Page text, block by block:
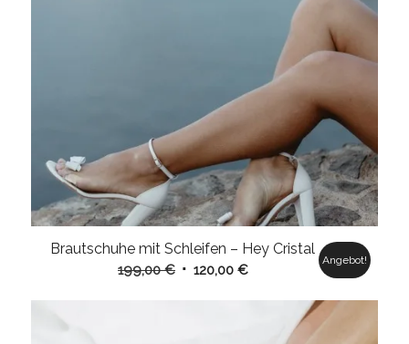
Brautschuhe mit Schleifen – Hey Cristal
199,00€ Ursprünglicher
120,00 €Aktueller
120,00 €.
Angebot!